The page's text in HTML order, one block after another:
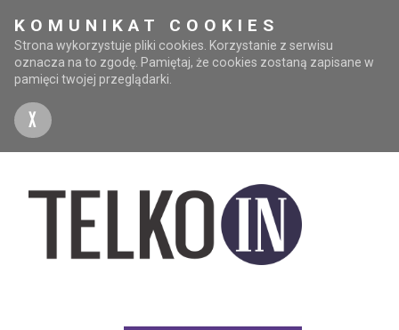
KOMUNIKAT COOKIES
Strona wykorzystuje pliki cookies. Korzystanie z serwisu
oznacza na to zgodę. Pamiętaj, że cookies zostaną zapisane w
pamięci twojej przeglądarki.
X